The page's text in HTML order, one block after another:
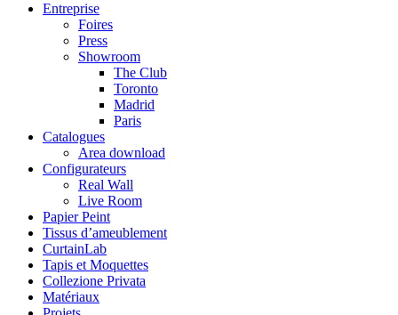
Entreprise
Foires
Press
Showroom
The Club
Toronto
Madrid
Paris
Catalogues
Area download
Configurateurs
Real Wall
Live Room
Papier Peint
Tissus d’ameublement
CurtainLab
Tapis et Moquettes
Collezione Privata
Matériaux